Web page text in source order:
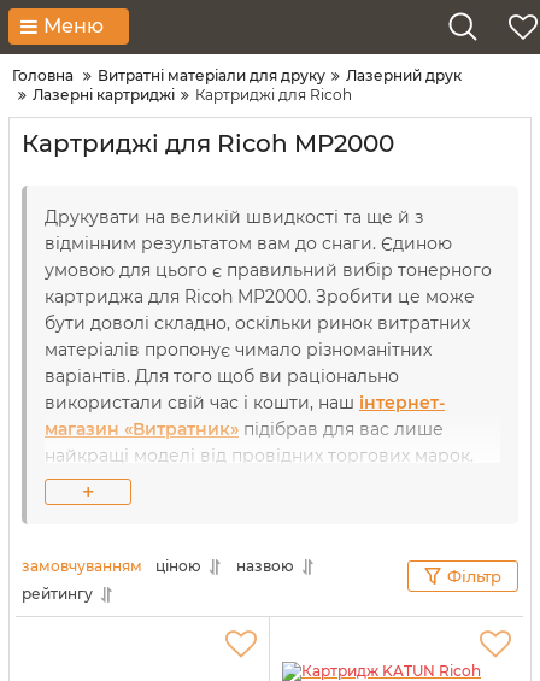
Меню
Головна Витратні матеріали для друку
Лазерний друк
Лазерні картриджі
Картриджі для Ricoh
Картриджі для Ricoh MP2000
Друкувати на великій швидкості та ще й з
відмінним результатом вам до снаги. Єдиною
умовою для цього є правильний вибір тонерного
картриджа для Ricoh MP2000. Зробити це може
бути доволі складно, оскільки ринок витратних
матеріалів пропонує чимало різноманітних
варіантів. Для того щоб ви раціонально
використали свій час і кошти, наш інтернет-
магазин «Витратник» підібрав для вас лише
найкращі моделі від провідних торгових марок.
Кожний пристрій досконально перевірений на
герметичність та сумісність нашими сервіс-
технікою тільки із задоволенням.
+
замовчуванням ціною
назвою
рейтингу
Фільтр